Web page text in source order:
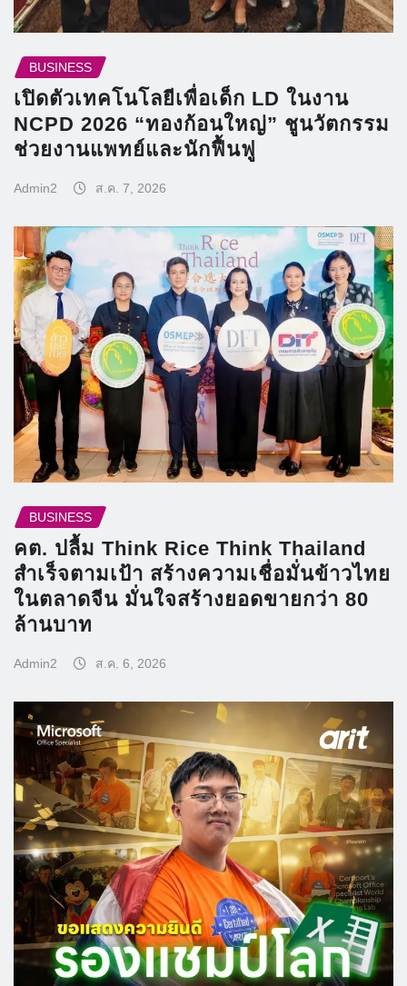
BUSINESS
เปิดตัวเทคโนโลยีเพื่อเด็ก LD ในงาน
NCPD 2026 “ทองก้อนใหญ่” ชูนวัตกรรม
ช่วยงานแพทย์และนักฟื้นฟู
Admin2 ส.ค. 7, 2026
BUSINESS
คต. ปลื้ม Think Rice Think Thailand
สำเร็จตามเป้า สร้างความเชื่อมั่นข้าวไทย
ในตลาดจีน มั่นใจสร้างยอดขายกว่า 80
ล้านบาท
Admin2 ส.ค. 6, 2026